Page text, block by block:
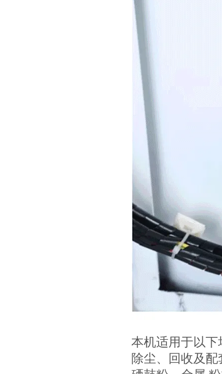
本机适用于以
除尘、回收及